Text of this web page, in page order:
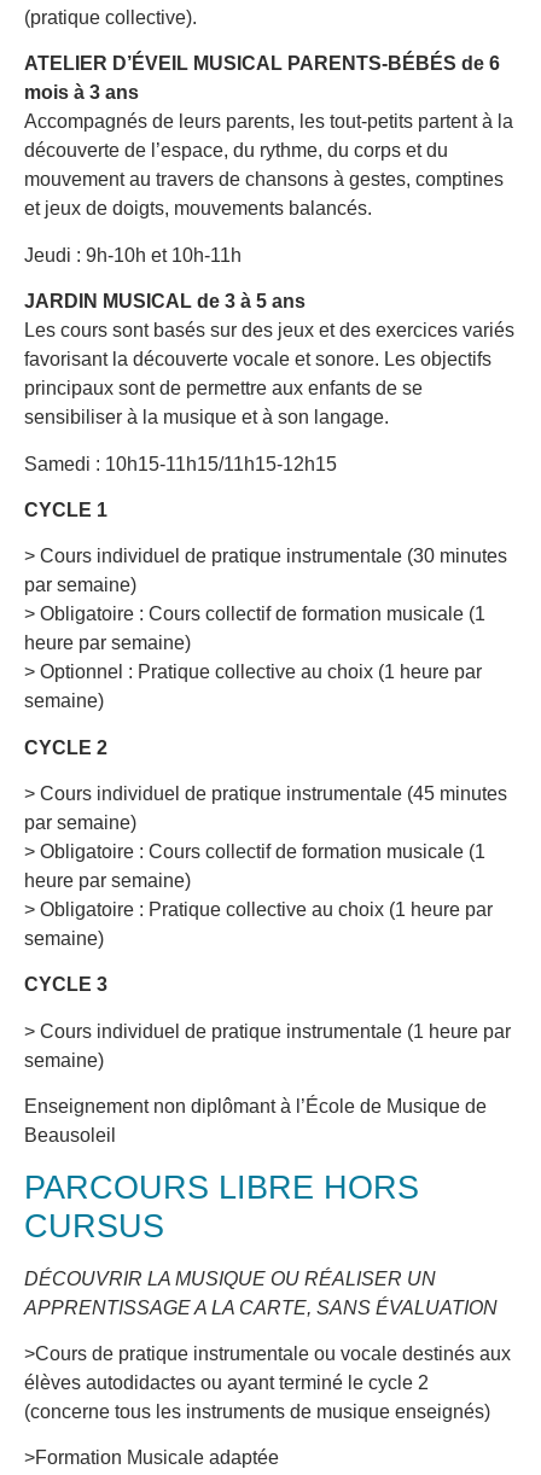
(pratique collective).
ATELIER D’ÉVEIL MUSICAL PARENTS-BÉBÉS de 6
mois à 3 ans
Accompagnés de leurs parents, les tout-petits partent à la
découverte de l’espace, du rythme, du corps et du
mouvement au travers de chansons à gestes, comptines
et jeux de doigts, mouvements balancés.
Jeudi : 9h-10h et 10h-11h
JARDIN MUSICAL de 3 à 5 ans
Les cours sont basés sur des jeux et des exercices variés
favorisant la découverte vocale et sonore. Les objectifs
principaux sont de permettre aux enfants de se
sensibiliser à la musique et à son langage.
Samedi : 10h15-11h15/11h15-12h15
CYCLE 1
> Cours individuel de pratique instrumentale (30 minutes
par semaine)
> Obligatoire : Cours collectif de formation musicale (1
heure par semaine)
> Optionnel : Pratique collective au choix (1 heure par
semaine)
CYCLE 2
> Cours individuel de pratique instrumentale (45 minutes
par semaine)
> Obligatoire : Cours collectif de formation musicale (1
heure par semaine)
> Obligatoire : Pratique collective au choix (1 heure par
semaine)
CYCLE 3
> Cours individuel de pratique instrumentale (1 heure par
semaine)
Enseignement non diplômant à l’École de Musique de
Beausoleil
PARCOURS LIBRE HORS
CURSUS
DÉCOUVRIR LA MUSIQUE OU RÉALISER UN
APPRENTISSAGE A LA CARTE, SANS ÉVALUATION
>Cours de pratique instrumentale ou vocale destinés aux
élèves autodidactes ou ayant terminé le cycle 2
(concerne tous les instruments de musique enseignés)
>Formation Musicale adaptée